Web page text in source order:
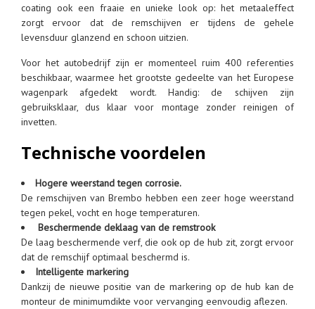
coating ook een fraaie en unieke look op: het metaaleffect
zorgt ervoor dat de remschijven er tijdens de gehele
levensduur glanzend en schoon uitzien.
Voor het autobedrijf zijn er momenteel ruim 400 referenties
beschikbaar, waarmee het grootste gedeelte van het Europese
wagenpark afgedekt wordt. Handig: de schijven zijn
gebruiksklaar, dus klaar voor montage zonder reinigen of
invetten.
Technische voordelen
Hogere weerstand tegen corrosie.
De remschijven van Brembo hebben een zeer hoge weerstand
tegen pekel, vocht en hoge temperaturen.
Beschermende deklaag van de remstrook
De laag beschermende verf, die ook op de hub zit, zorgt ervoor
dat de remschijf optimaal beschermd is.
Intelligente markering
Dankzij de nieuwe positie van de markering op de hub kan de
monteur de minimumdikte voor vervanging eenvoudig aflezen.